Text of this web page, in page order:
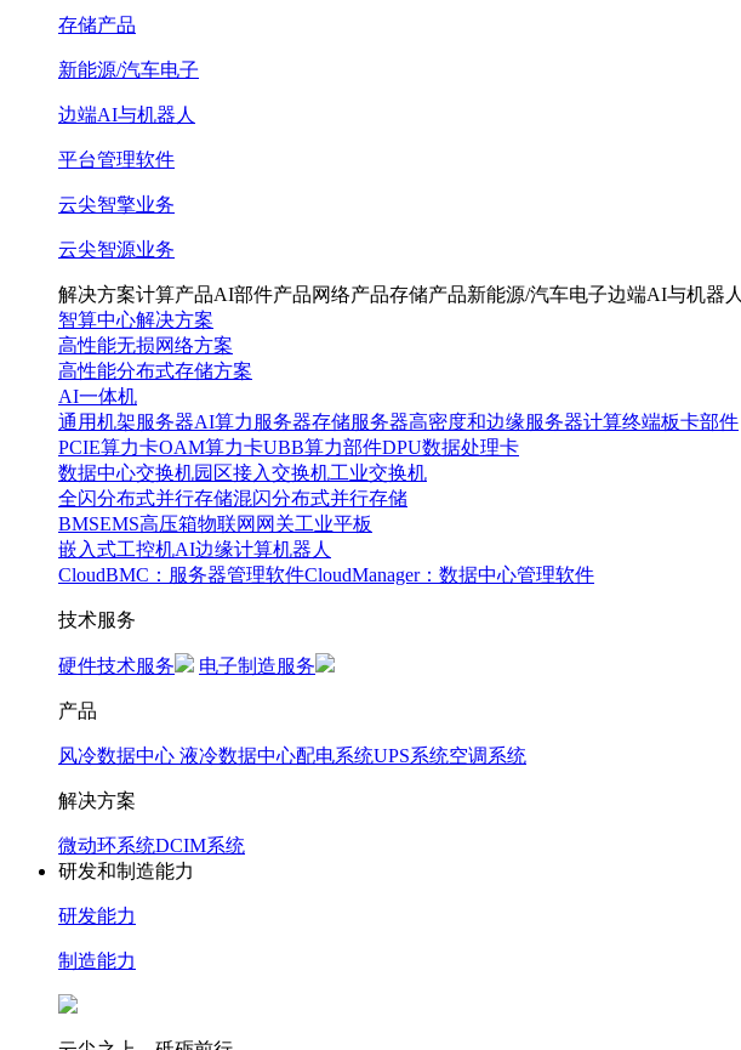
存储产品
新能源/汽车电子
边端AI与机器人
平台管理软件
云尖智擎业务
云尖智源业务
解决方案计算产品AI部件产品网络产品存储产品新能源/汽车电子边端AI与机器人
智算中心解决方案
高性能无损网络方案
高性能分布式存储方案
AI一体机
通用机架服务器AI算力服务器存储服务器高密度和边缘服务器计算终端板卡部件
PCIE算力卡OAM算力卡UBB算力部件DPU数据处理卡
数据中心交换机园区接入交换机工业交换机
全闪分布式并行存储混闪分布式并行存储
BMSEMS高压箱物联网网关工业平板
嵌入式工控机AI边缘计算机器人
CloudBMC：服务器管理软件CloudManager：数据中心管理软件
技术服务
硬件技术服务 电子制造服务
产品
风冷数据中心 液冷数据中心配电系统UPS系统空调系统
解决方案
微动环系统DCIM系统
研发和制造能力
研发能力
制造能力